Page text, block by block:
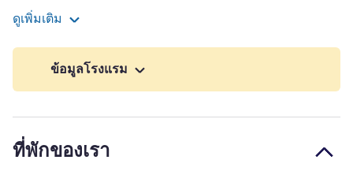
October to April or air conditioning from May to September.
Airport shuttle service unavailable until further notice.
Have a pet? You can walk through the nearby Juan Carlos I
Park or Capricho Park. Poor weather? Shopping at the CC
(Bus stop 2 minutes away) Plaza Mayor de Barajas is less
than a 5-min. walk away. Along the way, Avenida General &
Avenida de Logroño offer a variety of local shops, banks,
ดูเพิ่มเติม
ข้อมูลโรงแรม
ที่พักของเรา